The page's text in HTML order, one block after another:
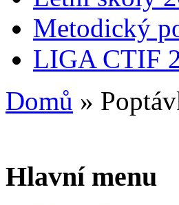
Metodický
LIGA CTIF
Domů »
Hlavní menu